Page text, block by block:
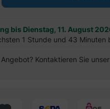
bis Dienstag, 11. August
1 Stunde und 43 Minuten
Kontaktieren Sie unser